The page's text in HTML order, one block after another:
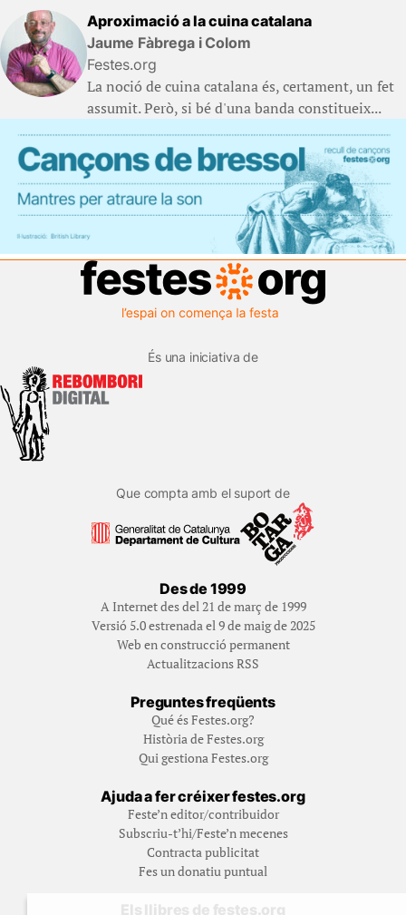
Aproximació a la cuina catalana
Jaume Fàbrega i Colom
Festes.org
La noció de cuina catalana és, certament, un fet
assumit. Però, si bé d'una banda constitueix...
És una iniciativa de
Que compta amb el suport de
Des de 1999
A Internet des del 21 de març de 1999
Versió 5.0 estrenada el 9 de maig de 2025
Web en construcció permanent
Actualitzacions RSS
Preguntes freqüents
Qué és Festes.org?
Història de Festes.org
Qui gestiona Festes.org
Ajuda a fer créixer festes.org
Feste’n editor/contribuidor
Subscriu-t’hi/Feste’n mecenes
Contracta publicitat
Fes un donatiu puntual
Els llibres de festes.org